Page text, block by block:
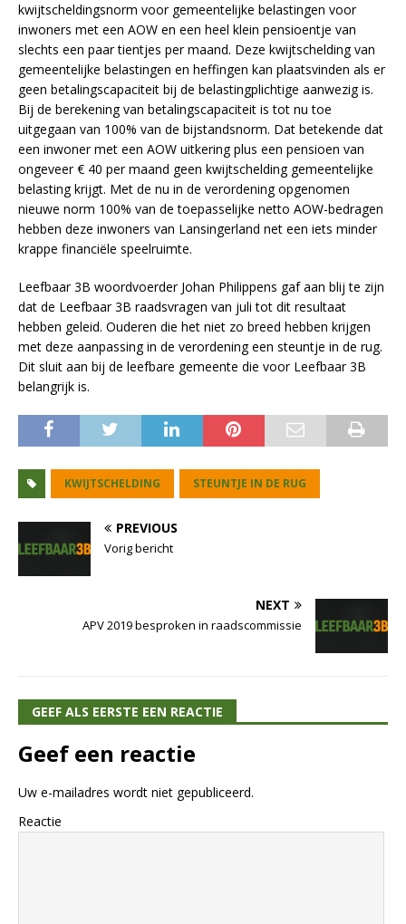
kwijtscheldingsnorm voor gemeentelijke belastingen voor
inwoners met een AOW en een heel klein pensioentje van
slechts een paar tientjes per maand. Deze kwijtschelding van
gemeentelijke belastingen en heffingen kan plaatsvinden als er
geen betalingscapaciteit bij de belastingplichtige aanwezig is.
Bij de berekening van betalingscapaciteit is tot nu toe
uitgegaan van 100% van de bijstandsnorm. Dat betekende dat
een inwoner met een AOW uitkering plus een pensioen van
ongeveer € 40 per maand geen kwijtschelding gemeentelijke
belasting krijgt. Met de nu in de verordening opgenomen
nieuwe norm 100% van de toepasselijke netto AOW-bedragen
hebben deze inwoners van Lansingerland net een iets minder
krappe financiële speelruimte.
Leefbaar 3B woordvoerder Johan Philippens gaf aan blij te zijn
dat de Leefbaar 3B raadsvragen van juli tot dit resultaat
hebben geleid. Ouderen die het niet zo breed hebben krijgen
met deze aanpassing in de verordening een steuntje in de rug.
Dit sluit aan bij de leefbare gemeente die voor Leefbaar 3B
belangrijk is.
KWIJTSCHELDING STEUNTJE IN DE RUG
PREVIOUS
Vorig bericht
NEXT
APV 2019 besproken in raadscommissie
GEEF ALS EERSTE EEN REACTIE
Geef een reactie
Uw e-mailadres wordt niet gepubliceerd.
Reactie